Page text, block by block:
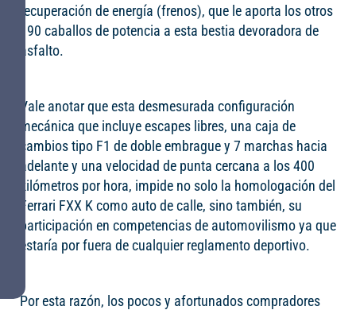
recuperación de energía (frenos), que le aporta los otros
190 caballos de potencia a esta bestia devoradora de
asfalto.
Vale anotar que esta desmesurada configuración
mecánica que incluye escapes libres, una caja de
cambios tipo F1 de doble embrague y 7 marchas hacia
adelante y una velocidad de punta cercana a los 400
kilómetros por hora, impide no solo la homologación del
Ferrari FXX K como auto de calle, sino también, su
participación en competencias de automovilismo ya que
estaría por fuera de cualquier reglamento deportivo.
Por esta razón, los pocos y afortunados compradores